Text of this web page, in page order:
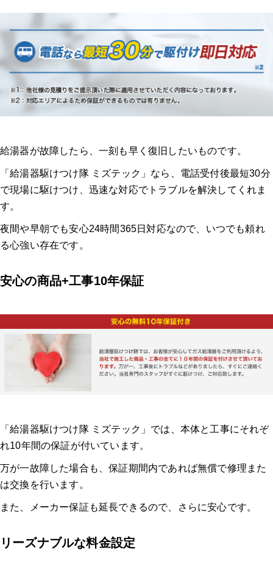
給湯器が故障したら、一刻も早く復旧したいものです。
「給湯器駆けつけ隊 ミズテック」なら、電話受付後最短30分
で現場に駆けつけ、迅速な対応でトラブルを解決してくれま
す。
夜間や早朝でも安心24時間365日対応なので、いつでも頼れ
る心強い存在です。
安心の商品+工事10年保証
「給湯器駆けつけ隊 ミズテック」では、本体と工事にそれぞ
れ10年間の保証が付いています。
万が一故障した場合も、保証期間内であれば無償で修理また
は交換を行います。
また、メーカー保証も延長できるので、さらに安心です。
リーズナブルな料金設定